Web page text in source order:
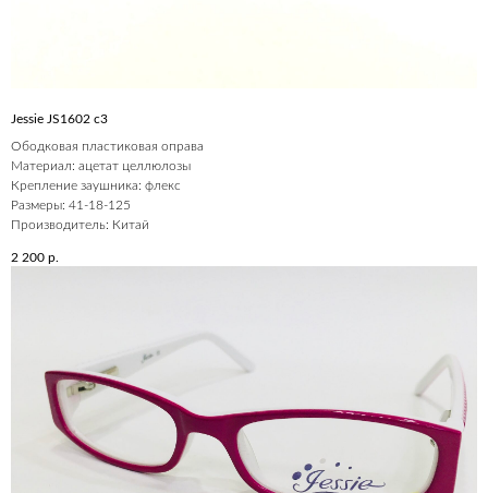
Jessie JS1602 c3
Ободковая пластиковая оправа
Материал: ацетат целлюлозы
Крепление заушника: флекс
Размеры: 41-18-125
Производитель: Китай
2 200 р.